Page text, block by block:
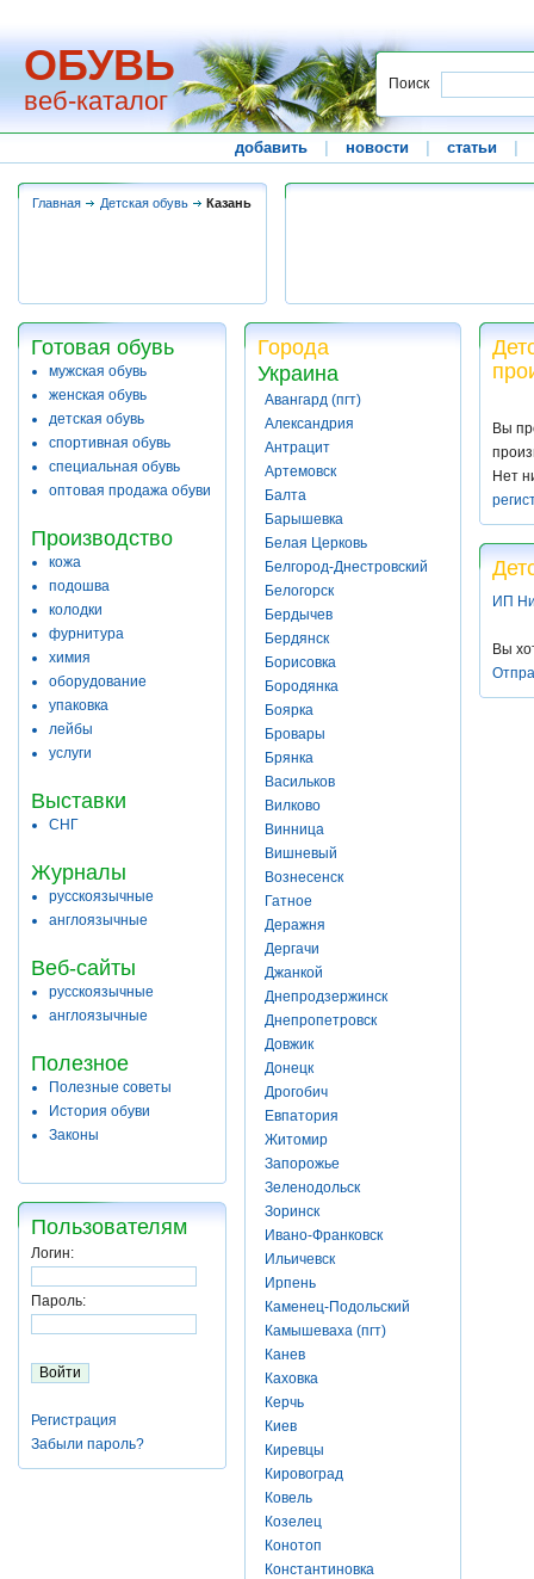
ОБУВЬ
веб-каталог
Поиск
добавить новости статьи
Главная Детская обувь Казань
Готовая обувь
мужская обувь
женская обувь
детская обувь
спортивная обувь
специальная обувь
оптовая продажа обуви
Производство
кожа
подошва
колодки
фурнитура
химия
оборудование
упаковка
лейбы
услуги
Выставки
СНГ
Журналы
русскоязычные
англоязычные
Веб-сайты
русскоязычные
англоязычные
Полезное
Полезные советы
История обуви
Законы
Пользователям
Логин:
Пароль:
Регистрация
Забыли пароль?
Города
Украина
Авангард (пгт)
Александрия
Антрацит
Артемовск
Балта
Барышевка
Белая Церковь
Белгород-Днестровский
Белогорск
Бердычев
Бердянск
Борисовка
Бородянка
Боярка
Бровары
Брянка
Васильков
Вилково
Винница
Вишневый
Вознесенск
Гатное
Деражня
Дергачи
Джанкой
Днепродзержинск
Днепропетровск
Довжик
Донецк
Дрогобич
Евпатория
Житомир
Запорожье
Зеленодольск
Зоринск
Ивано-Франковск
Ильичевск
Ирпень
Каменец-Подольский
Камышеваха (пгт)
Канев
Каховка
Керчь
Киев
Киревцы
Кировоград
Ковель
Козелец
Конотоп
Константиновка
Вы
Нет
ИП
Вы